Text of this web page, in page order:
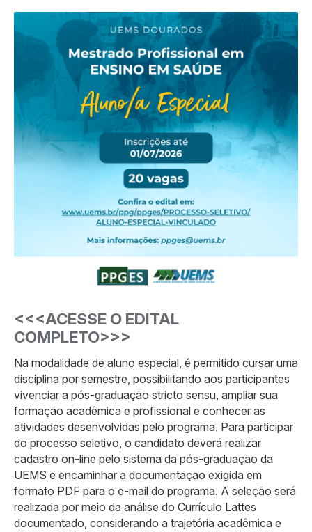
<<<ACESSE O EDITAL
COMPLETO>>>
Na modalidade de aluno especial, é permitido cursar uma
disciplina por semestre, possibilitando aos participantes
vivenciar a pós-graduação stricto sensu, ampliar sua
formação acadêmica e profissional e conhecer as
atividades desenvolvidas pelo programa. Para participar
do processo seletivo, o candidato deverá realizar
cadastro on-line pelo sistema da pós-graduação da
UEMS e encaminhar a documentação exigida em
formato PDF para o e-mail do programa. A seleção será
realizada por meio da análise do Currículo Lattes
documentado, considerando a trajetória acadêmica e